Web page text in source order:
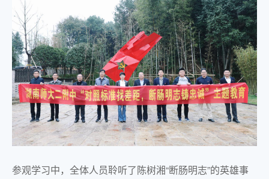
参观学习中，全体人员聆听了陈树湘“断肠明志”的英雄事